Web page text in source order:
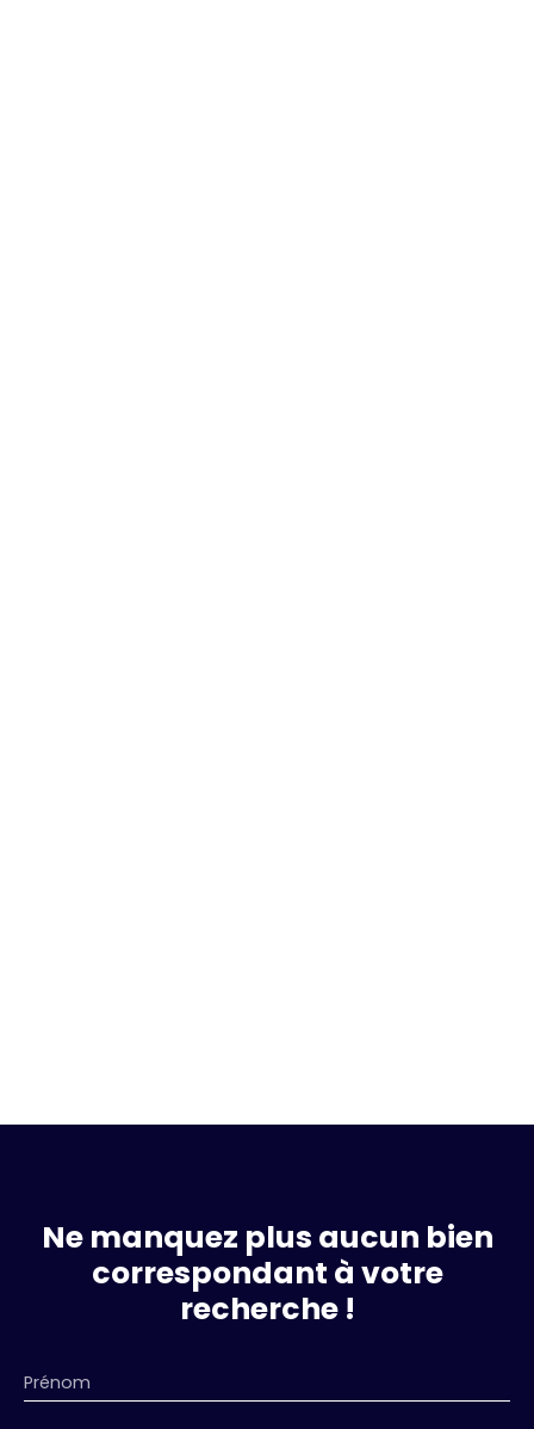
Ne manquez plus aucun bien
correspondant à votre
recherche !
Prénom